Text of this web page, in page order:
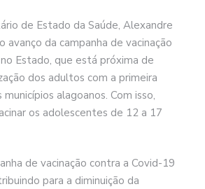
de Estado da Saúde, Alexandre
avanço da campanha de vacinação
Estado, que está próxima de
dos adultos com a primeira
alagoanos. Com isso,
os adolescentes de 12 a 17
de vacinação contra a Covid-19
para a diminuição da